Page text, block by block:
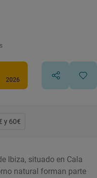
2026
y 60€
Ibiza, situado en Cala
natural forman parte